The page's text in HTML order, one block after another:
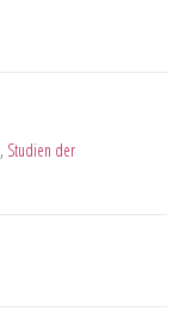
, Studien der